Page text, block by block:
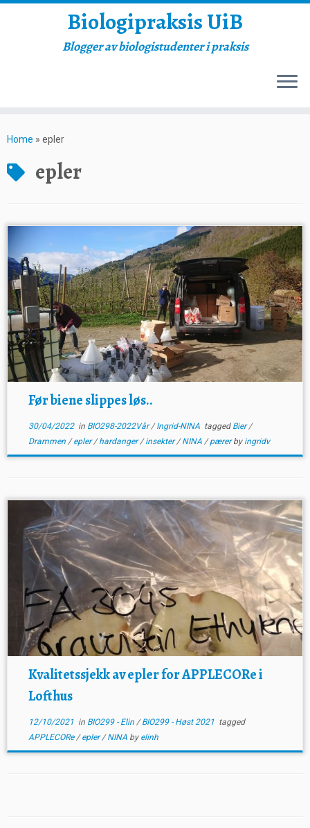
to
Biologipraksis UiB
Blogger av biologistudenter i praksis
Home » epler
epler
Før biene slippes løs..
30/04/2022in BIO298-2022Vår/Ingrid-NINA tagged Bier/
Drammen /epler/hardanger/insekter/NINA /pærerby ingridv
Kvalitetssjekk av epler for APPLECORe i
Lofthus
12/10/2021in BIO299 - Elin /BIO299 - Høst 2021 tagged
APPLECORe/epler/NINA by elinh